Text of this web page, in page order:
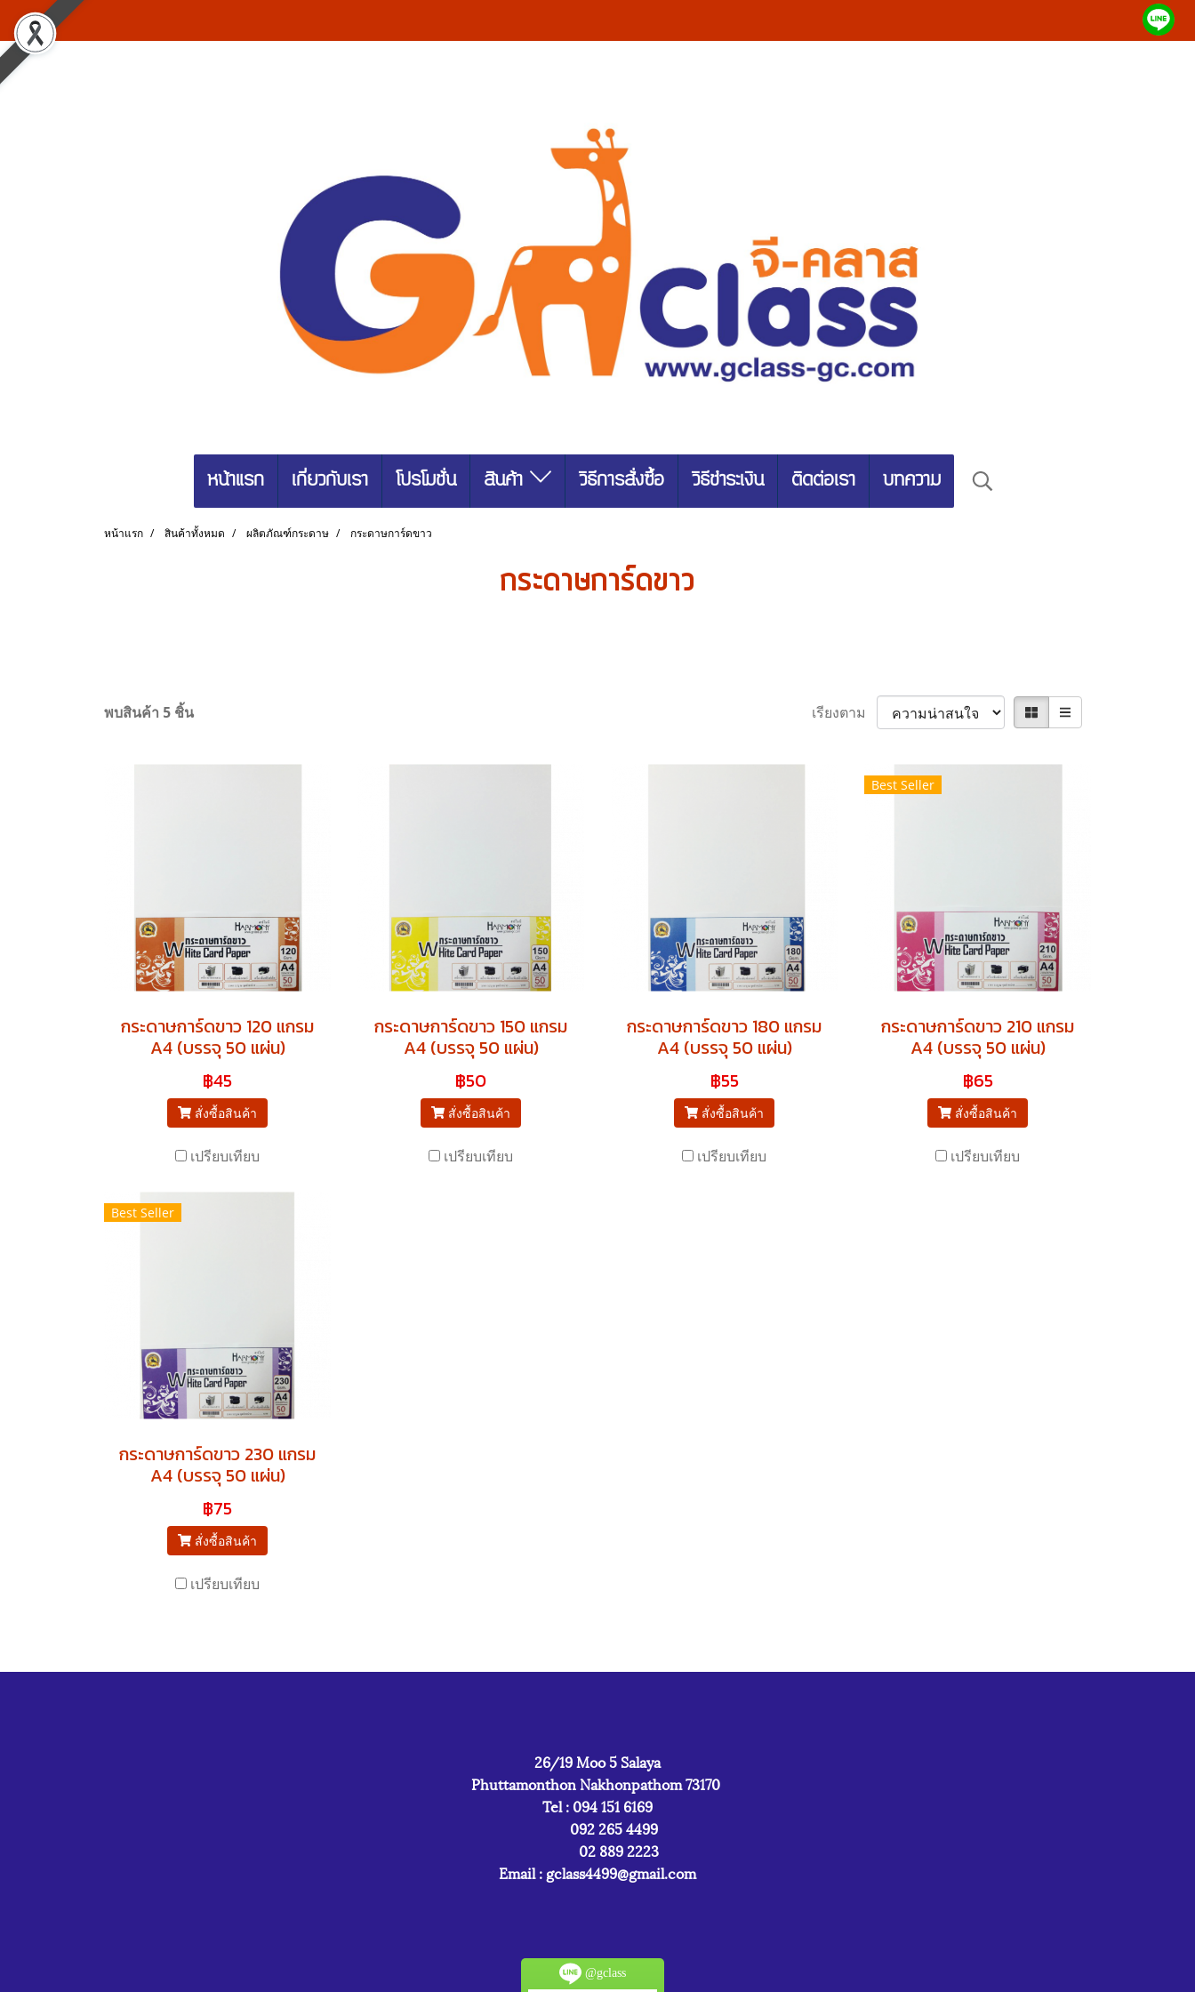
หน้าแรก เกี่ยวกับเรา โปรโมชั่น สินค้า วิธีการสั่งซื้อ วิธีชำระเงิน ติดต่อเรา บทความ
หน้าแรก สินค้าทั้งหมด ผลิตภัณฑ์กระดาษ กระดาษการ์ดขาว
กระดาษการ์ดขาว
พบสินค้า 5 ชิ้น เรียงตาม
กระดาษการ์ดขาว 120 แกรม
A4 (บรรจุ 50 แผ่น)
฿45
สั่งซื้อสินค้า
เปรียบเทียบ
กระดาษการ์ดขาว 150 แกรม
A4 (บรรจุ 50 แผ่น)
฿50
สั่งซื้อสินค้า
เปรียบเทียบ
กระดาษการ์ดขาว 180 แกรม
A4 (บรรจุ 50 แผ่น)
฿55
สั่งซื้อสินค้า
เปรียบเทียบ
Best Seller
กระดาษการ์ดขาว 210 แกรม
A4 (บรรจุ 50 แผ่น)
฿65
สั่งซื้อสินค้า
เปรียบเทียบ
Best Seller
กระดาษการ์ดขาว 230 แกรม
A4 (บรรจุ 50 แผ่น)
฿75
สั่งซื้อสินค้า
เปรียบเทียบ
26/19 Moo 5 Salaya
Phuttamonthon Nakhonpathom 73170
Tel : 094 151 6169
092 265 4499
02 889 2223
Email : gclass4499@gmail.com
@gclass